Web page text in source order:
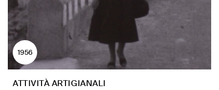
1956
ATTIVITÀ ARTIGIANALI